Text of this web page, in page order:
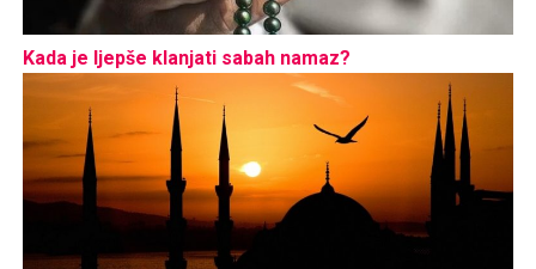
Kada je ljepše klanjati sabah namaz?